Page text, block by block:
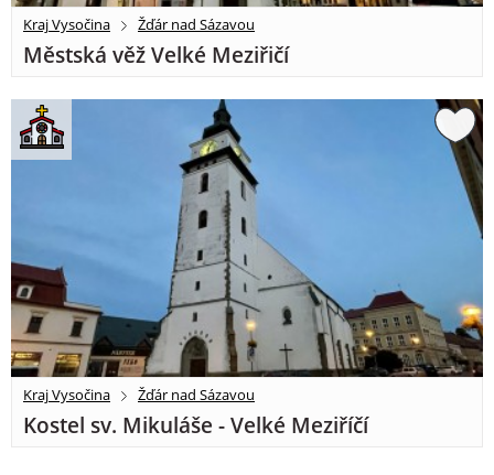
Kraj Vysočina Žďár nad Sázavou
Městská věž Velké Meziřičí
Kraj Vysočina Žďár nad Sázavou
Kostel sv. Mikuláše - Velké Meziříčí